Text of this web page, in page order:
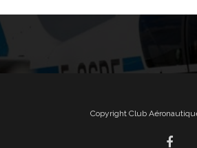
Copyright Club